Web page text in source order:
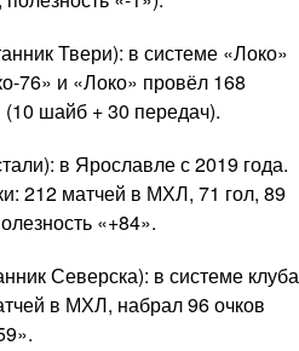
Твери): в системе «Локо»
76» и «Локо» провёл 168
(10 шайб + 30 передач).
в Ярославле с 2019 года.
212 матчей в МХЛ, 71 гол, 89
«+84».
Северска): в системе клуба
в МХЛ, набрал 96 очков